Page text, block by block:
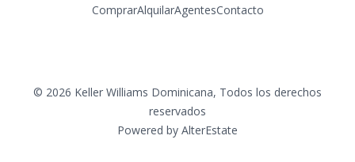
ComprarAlquilarAgentesContacto
© 2026 Keller Williams Dominicana, Todos los derechos
reservados
Powered by AlterEstate